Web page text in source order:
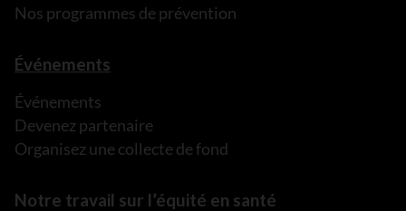
Nos programmes de prévention
Événements
Événements
Devenez partenaire
Organisez une collecte de fond
Notre travail sur l’équité en santé